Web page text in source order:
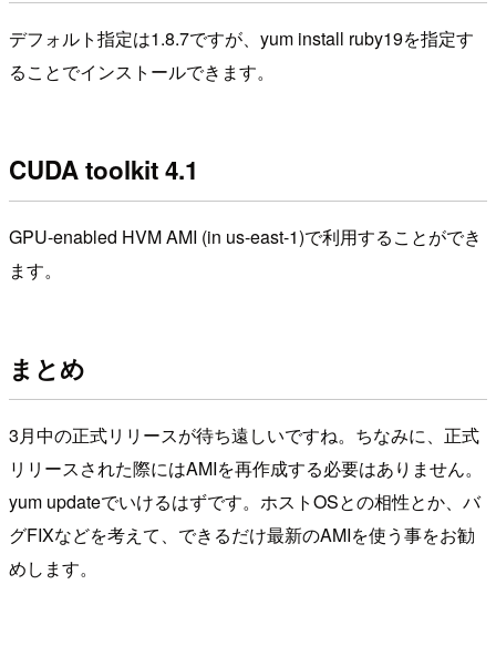
デフォルト指定は1.8.7ですが、yum install ruby19を指定す
ることでインストールできます。
CUDA toolkit 4.1
GPU-enabled HVM AMI (in us-east-1)で利用することができ
ます。
まとめ
3月中の正式リリースが待ち遠しいですね。ちなみに、正式
リリースされた際にはAMIを再作成する必要はありません。
yum updateでいけるはずです。ホストOSとの相性とか、バ
グFIXなどを考えて、できるだけ最新のAMIを使う事をお勧
めします。